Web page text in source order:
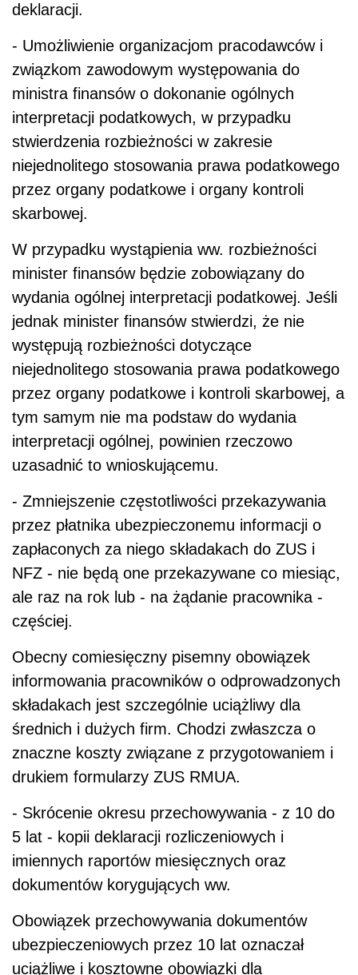
deklaracji.
- Umożliwienie organizacjom pracodawców i
związkom zawodowym występowania do
ministra finansów o dokonanie ogólnych
interpretacji podatkowych, w przypadku
stwierdzenia rozbieżności w zakresie
niejednolitego stosowania prawa podatkowego
przez organy podatkowe i organy kontroli
skarbowej.
W przypadku wystąpienia ww. rozbieżności
minister finansów będzie zobowiązany do
wydania ogólnej interpretacji podatkowej. Jeśli
jednak minister finansów stwierdzi, że nie
występują rozbieżności dotyczące
niejednolitego stosowania prawa podatkowego
przez organy podatkowe i kontroli skarbowej, a
tym samym nie ma podstaw do wydania
interpretacji ogólnej, powinien rzeczowo
uzasadnić to wnioskującemu.
- Zmniejszenie częstotliwości przekazywania
przez płatnika ubezpieczonemu informacji o
zapłaconych za niego składakach do ZUS i
NFZ - nie będą one przekazywane co miesiąc,
ale raz na rok lub - na żądanie pracownika -
częściej.
Obecny comiesięczny pisemny obowiązek
informowania pracowników o odprowadzonych
składakach jest szczególnie uciążliwy dla
średnich i dużych firm. Chodzi zwłaszcza o
znaczne koszty związane z przygotowaniem i
drukiem formularzy ZUS RMUA.
- Skrócenie okresu przechowywania - z 10 do
5 lat - kopii deklaracji rozliczeniowych i
imiennych raportów miesięcznych oraz
dokumentów korygujących ww.
Obowiązek przechowywania dokumentów
ubezpieczeniowych przez 10 lat oznaczał
uciążliwe i kosztowne obowiązki dla